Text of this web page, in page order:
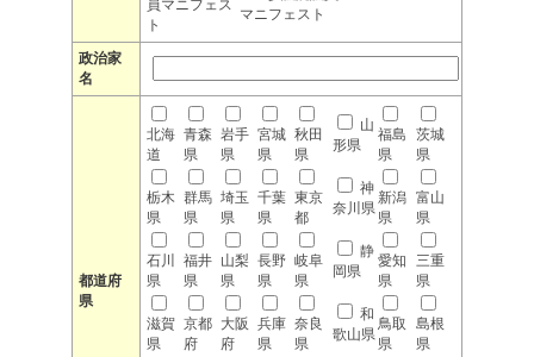
員マニフェス
ト
マニフェスト
政治家
名
都道府
県
北海
道
青森
県
岩手
県
宮城
県
秋田
県
山
形県
福島
県
茨城
県
栃木
県
群馬
県
埼玉
県
千葉
県
東京
都
神
奈川県
新潟
県
富山
県
石川
県
福井
県
山梨
県
長野
県
岐阜
県
静
岡県
愛知
県
三重
県
滋賀
県
京都
府
大阪
府
兵庫
県
奈良
県
和
歌山県
鳥取
県
島根
県